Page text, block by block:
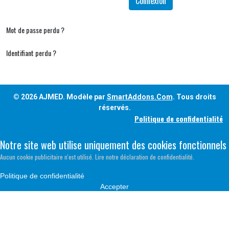
Mot de passe perdu ?
Identifiant perdu ?
© 2026 AJMED. Modèle par SmartAddons.Com. Tous droits
réservés.
Politique de confidentialité
Notre site web utilise uniquement des cookies fonctionnels
Aucun cookie publicitaire n'est utilisé. Lire notre déclaration de confidentialité.
Politique de confidentialité
Accepter